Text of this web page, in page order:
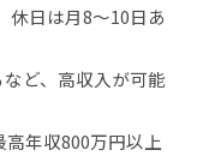
休日は月8～10日あ
ど、高収入が可能
年収800万円以上